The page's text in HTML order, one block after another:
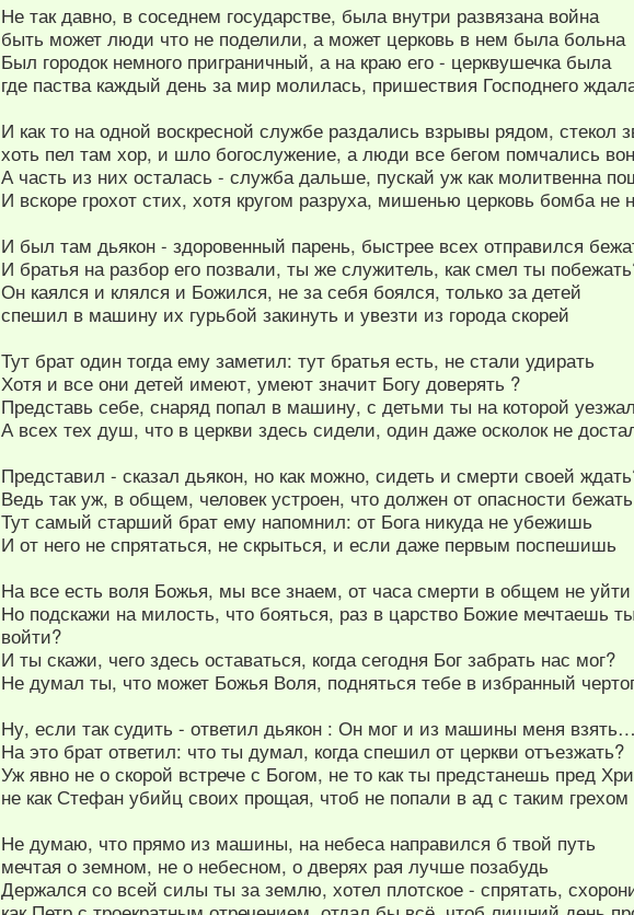
Не так давно, в соседнем государстве, была внутри развязана война
быть может люди что не поделили, а может церковь в нем была больна
Был городок немного приграничный, а на краю его - церквушечка была
где паства каждый день за мир молилась, пришествия Господнего
И как то на одной воскресной службе раздались взрывы рядом, стекол
хоть пел там хор, и шло богослужение, а люди все бегом помчались
А часть из них осталась - служба дальше, пускай уж как молитвенна
И вскоре грохот стих, хотя кругом разруха, мишенью церковь бомба не
И был там дьякон - здоровенный парень, быстрее всех отправился
И братья на разбор его позвали, ты же служитель, как смел ты
Он каялся и клялся и Божился, не за себя боялся, только за детей
спешил в машину их гурьбой закинуть и увезти из города скорей
Тут брат один тогда ему заметил: тут братья есть, не стали удирать
Хотя и все они детей имеют, умеют значит Богу доверять ?
Представь себе, снаряд попал в машину, с детьми ты на которой
А всех тех душ, что в церкви здесь сидели, один даже осколок не
Представил - сказал дьякон, но как можно, сидеть и смерти своей
Ведь так уж, в общем, человек устроен, что должен от опасности бежать
Тут самый старший брат ему напомнил: от Бога никуда не убежишь
И от него не спрятаться, не скрыться, и если даже первым поспешишь
На все есть воля Божья, мы все знаем, от часа смерти в общем не уйти
Но подскажи на милость, что бояться, раз в царство Божие мечтаешь
войти?
И ты скажи, чего здесь оставаться, когда сегодня Бог забрать нас мог?
Не думал ты, что может Божья Воля, подняться тебе в избранный
Ну, если так судить - ответил дьякон : Он мог и из машины меня
На это брат ответил: что ты думал, когда спешил от церкви отъезжать?
Уж явно не о скорой встрече с Богом, не то как ты предстанешь пред
не как Стефан убийц своих прощая, чтоб не попали в ад с таким грехом
Не думаю, что прямо из машины, на небеса направился б твой путь
мечтая о земном, не о небесном, о дверях рая лучше позабудь
Держался со всей силы ты за землю, хотел плотское - спрятать,